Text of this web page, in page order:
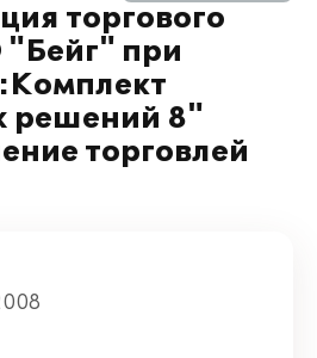
торгового
"Бейг" при
решений 8"
торговлей